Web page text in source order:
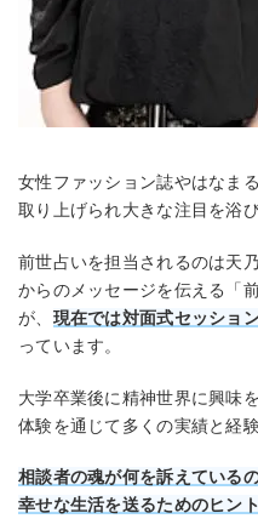
女性ファッション誌やはなま
取り上げられ大きな注目を浴
前世占いを担当されるのは天
からのメッセージを伝える「
が、 現在では対面式セッショ
っています。
大学卒業後に精神世界に興味
体験を通じて多くの実績と経
相談者の魂が何を訴えている
幸せな生活を送るためのヒン